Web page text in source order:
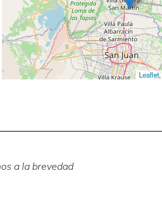
Leaflet
a la brevedad